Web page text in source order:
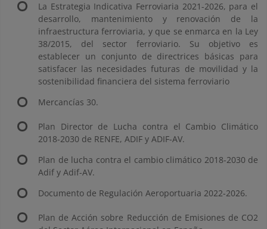
La Estrategia Indicativa Ferroviaria 2021-2026, para el
desarrollo, mantenimiento y renovación de la
infraestructura ferroviaria, y que se enmarca en la Ley
38/2015, del sector ferroviario. Su objetivo es
establecer un conjunto de directrices básicas para
satisfacer las necesidades futuras de movilidad y la
sostenibilidad financiera del sistema ferroviario
Mercancías 30.
Plan Director de Lucha contra el Cambio Climático
2018-2030 de RENFE, ADIF y ADIF-AV.
Plan de lucha contra el cambio climático 2018-2030 de
Adif y Adif-AV.
Documento de Regulación Aeroportuaria 2022-2026.
Plan de Acción sobre Reducción de Emisiones de CO2